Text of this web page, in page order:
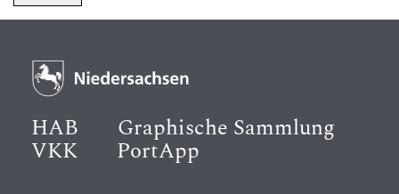
HAB Graphische Sammlung
VKK PortApp